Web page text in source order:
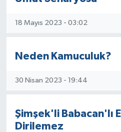
18 Mayıs 2023 - 03:02
Neden Kamuculuk?
30 Nisan 2023 - 19:44
Şimşek'li Babacan'lı
Dirilemez